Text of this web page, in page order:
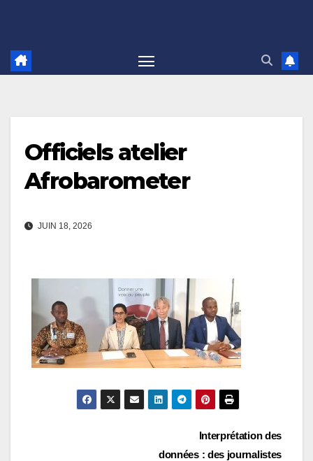
Officiels atelier
Afrobarometer
JUIN 18, 2026
Interprétation des
données : des journalistes